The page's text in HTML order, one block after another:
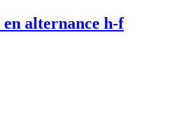
alternance h-f